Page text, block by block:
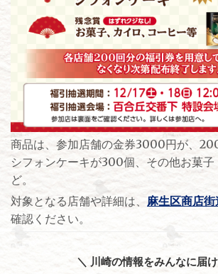
商品は、参加店舗の金券3000円が、200
シフォンケーキが300個、その他お菓子
ど。
対象となる店舗や詳細は、 麻生区商店
確認ください。
＼ 川崎の情報をみんなに届